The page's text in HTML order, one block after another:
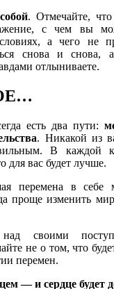
. Отмечайте,
с чем вы
а чего не
снова и
отлыниваете.
есть два пути:
. Никакой из
В каждой
для вас будет лучше.
перемена в себе
проще изменить
над своими
не о том, что
перемен.
— и сердце будет